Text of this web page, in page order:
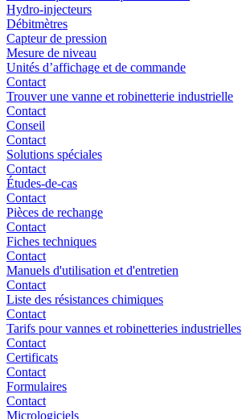
Hydro-injecteurs
Débitmètres
Capteur de pression
Mesure de niveau
Unités d’affichage et de commande
Contact
Trouver une vanne et robinetterie industrielle
Contact
Conseil
Contact
Solutions spéciales
Contact
Études-de-cas
Contact
Pièces de rechange
Contact
Fiches techniques
Contact
Manuels d'utilisation et d'entretien
Contact
Liste des résistances chimiques
Contact
Tarifs pour vannes et robinetteries industrielles
Contact
Certificats
Contact
Formulaires
Contact
Micrologiciels